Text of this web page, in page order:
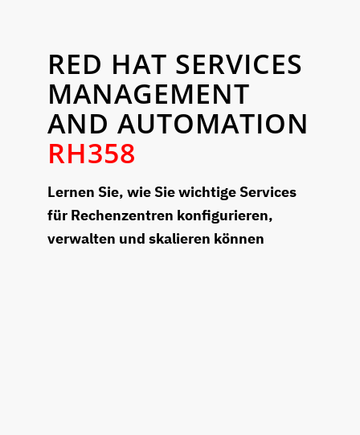
RED HAT SERVICES
MANAGEMENT
AND AUTOMATION
RH358
Lernen Sie, wie Sie wichtige Services
für Rechenzentren konfigurieren,
verwalten und skalieren können